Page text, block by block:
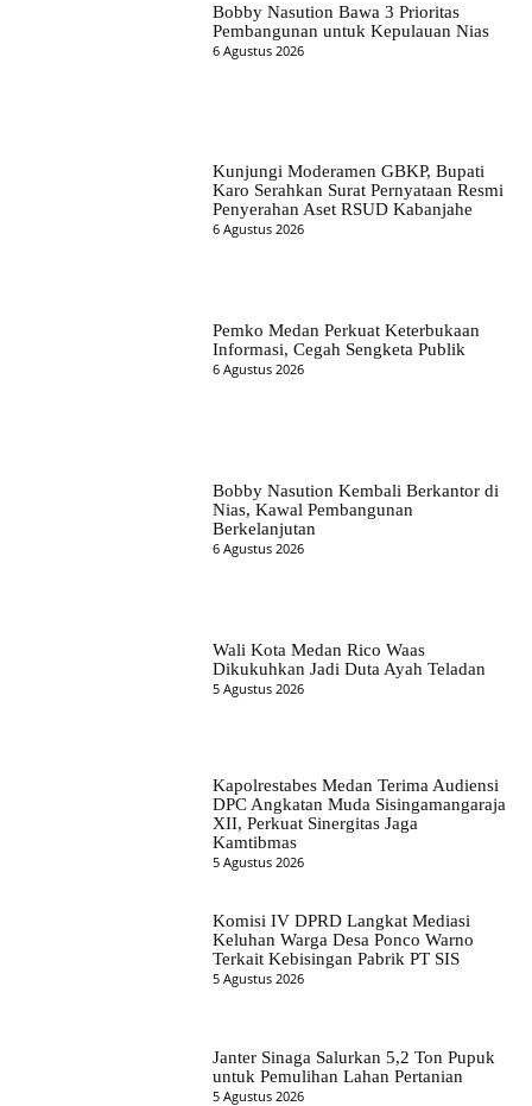
Bobby Nasution Bawa 3 Prioritas
Pembangunan untuk Kepulauan Nias
6 Agustus 2026
Kunjungi Moderamen GBKP, Bupati
Karo Serahkan Surat Pernyataan Resmi
Penyerahan Aset RSUD Kabanjahe
6 Agustus 2026
Pemko Medan Perkuat Keterbukaan
Informasi, Cegah Sengketa Publik
6 Agustus 2026
Bobby Nasution Kembali Berkantor di
Nias, Kawal Pembangunan
Berkelanjutan
6 Agustus 2026
Wali Kota Medan Rico Waas
Dikukuhkan Jadi Duta Ayah Teladan
5 Agustus 2026
Kapolrestabes Medan Terima Audiensi
DPC Angkatan Muda Sisingamangaraja
XII, Perkuat Sinergitas Jaga
Kamtibmas
5 Agustus 2026
Komisi IV DPRD Langkat Mediasi
Keluhan Warga Desa Ponco Warno
Terkait Kebisingan Pabrik PT SIS
5 Agustus 2026
Janter Sinaga Salurkan 5,2 Ton Pupuk
untuk Pemulihan Lahan Pertanian
5 Agustus 2026